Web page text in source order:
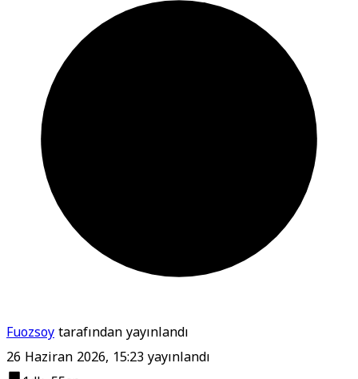
Fuozsoytarafından yayınlandı
26 Haziran 2026, 15:23yayınlandı